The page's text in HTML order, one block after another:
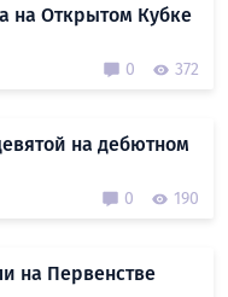
на Открытом Кубке
0 372
на дебютном
0 190
на Первенстве